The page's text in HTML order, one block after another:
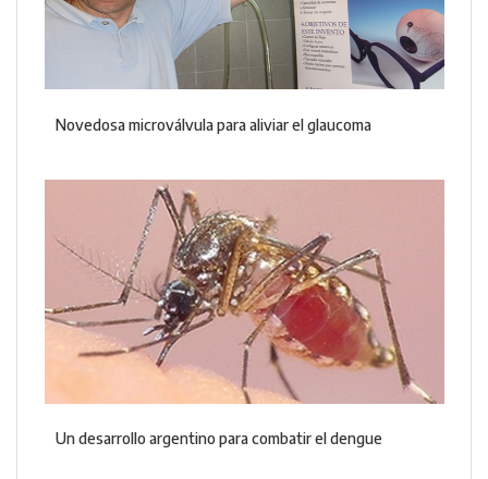
Novedosa microválvula para aliviar el glaucoma
Un desarrollo argentino para combatir el dengue